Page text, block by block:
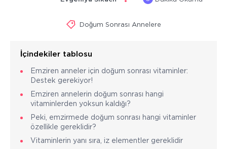
Doğum Sonrası Annelere
İçindekiler tablosu
Emziren anneler için doğum sonrası vitaminler:
Destek gerekiyor!
Emziren annelerin doğum sonrası hangi
vitaminlerden yoksun kaldığı?
Peki, emzirmede doğum sonrası hangi vitaminler
özellikle gereklidir?
Vitaminlerin yanı sıra, iz elementler gereklidir